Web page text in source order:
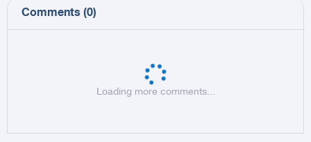
Comments (0)
Loading more comments...